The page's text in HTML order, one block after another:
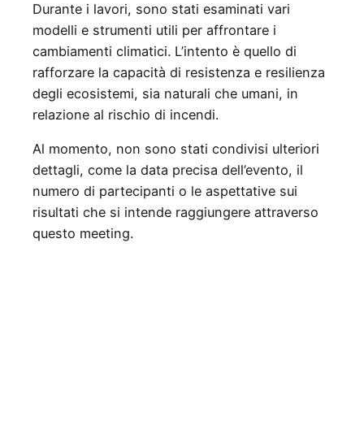
Durante i lavori, sono stati esaminati vari
modelli e strumenti utili per affrontare i
cambiamenti climatici. L’intento è quello di
rafforzare la capacità di resistenza e resilienza
degli ecosistemi, sia naturali che umani, in
relazione al rischio di incendi.
Al momento, non sono stati condivisi ulteriori
dettagli, come la data precisa dell’evento, il
numero di partecipanti o le aspettative sui
risultati che si intende raggiungere attraverso
questo meeting.